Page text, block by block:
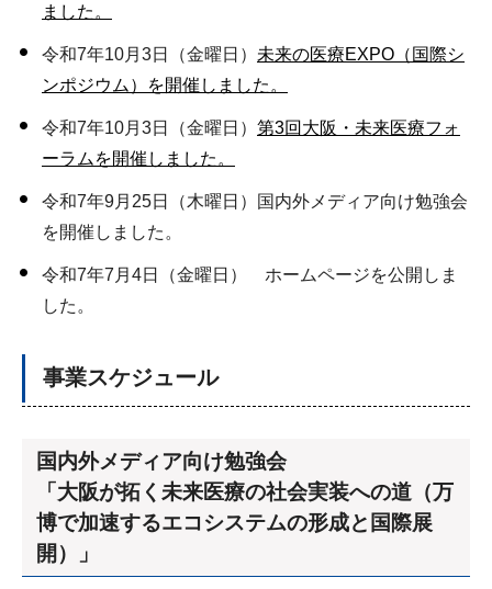
ました。
令和7年10月3日（金曜日） 未来の医療EXPO（国際シ
ンポジウム）を開催しました。
令和7年10月3日（金曜日） 第3回大阪・未来医療フォ
ーラムを開催しました。
令和7年9月25日（木曜日）国内外メディア向け勉強会
を開催しました。
令和7年7月4日（金曜日） ホームページを公開しま
した。
事業スケジュール
国内外メディア向け勉強会
「大阪が拓く未来医療の社会実装への道（万
博で加速するエコシステムの形成と国際展
開）」